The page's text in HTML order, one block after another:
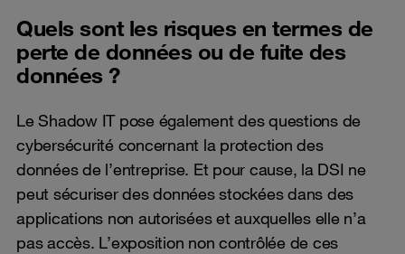
Quels sont les risques en termes de
perte de données ou de fuite des
données ?
Le Shadow IT pose également des questions de
cybersécurité concernant la protection des
données de l’entreprise. Et pour cause, la DSI ne
peut sécuriser des données stockées dans des
applications non autorisées et auxquelles elle n’a
pas accès. L’exposition non contrôlée de ces